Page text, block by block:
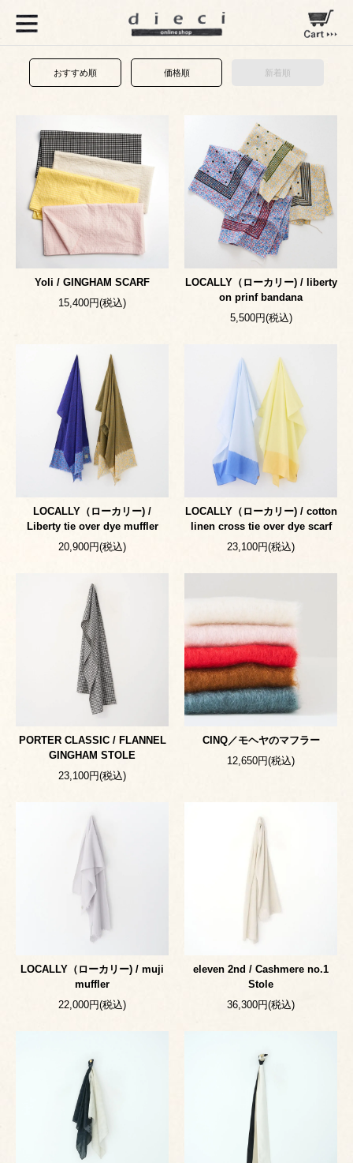
おすすめ順 価格順 新着順
Yoli / GINGHAM SCARF
15,400円(税込)
LOCALLY（ローカリー) / liberty
on prinf bandana
5,500円(税込)
LOCALLY（ローカリー) /
Liberty tie over dye muffler
20,900円(税込)
LOCALLY（ローカリー) / cotton
linen cross tie over dye scarf
23,100円(税込)
PORTER CLASSIC / FLANNEL
GINGHAM STOLE
23,100円(税込)
CINQ／モヘヤのマフラー
12,650円(税込)
LOCALLY（ローカリー) / muji
muffler
22,000円(税込)
eleven 2nd / Cashmere no.1
Stole
36,300円(税込)